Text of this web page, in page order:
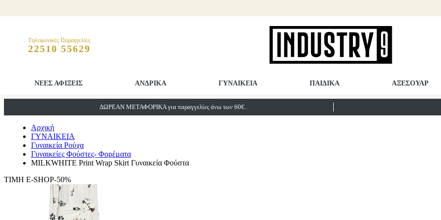
Τηλεφωνικές Παραγγελίες
22510 55629
ΝΕΕΣ ΑΦΙΞΕΙΣ ΑΝΔΡΙΚΑ ΓΥΝΑΙΚΕΙΑ ΠΑΙΔΙΚΑ ΑΞΕΣΟΥΑΡ
ΔΩΡΕΑΝ ΜΕΤΑΦΟΡΙΚΑ για παραγγελίες άνω των 60€.
Αρχική
ΓΥΝΑΙΚΕΙΑ
Γυναικεία Ρούχα
Γυναικείες Φούστες- Φορέματα
MILKWHITE Print Wrap Skirt Γυναικεία Φούστα
ΤΙΜΗ E-SHOP-50%